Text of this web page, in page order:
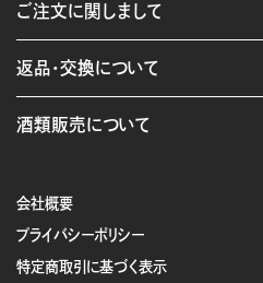
会社概要
プライバシーポリシー
特定商取引に基づく表示
ご注文に関しまして
返品・交換について
酒類販売について